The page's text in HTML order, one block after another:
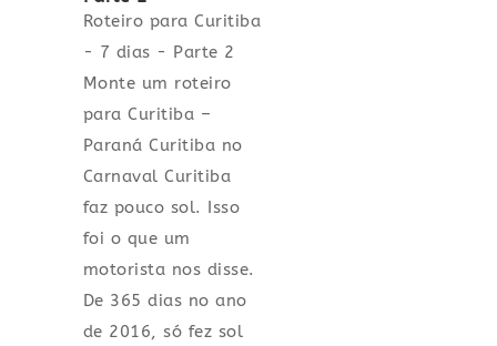
Roteiro para Curitiba
- 7 dias - Parte 2
Monte um roteiro
para Curitiba –
Paraná Curitiba no
Carnaval Curitiba
faz pouco sol. Isso
foi o que um
motorista nos disse.
De 365 dias no ano
de 2016, só fez sol